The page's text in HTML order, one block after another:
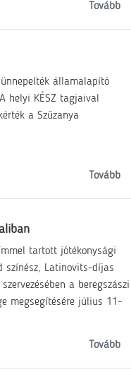
Tovább
államalapító
helyi KÉSZ tagjaival
a Szűzanya
Tovább
tartott jótékonysági
színész, Latinovits-díjas
a beregszászi
megsegítésére július 11-
Tovább